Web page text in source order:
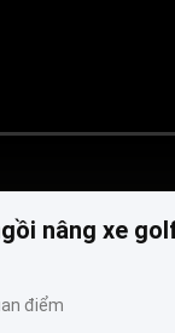
nâng xe
điểm